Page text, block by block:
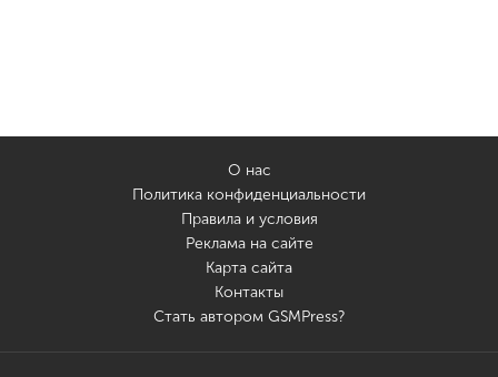
О нас
Политика конфиденциальности
Правила и условия
Реклама на сайте
Карта сайта
Контакты
Стать автором GSMPress?